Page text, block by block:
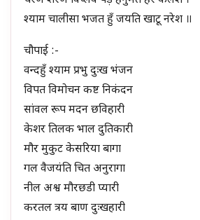
श्याम चालीसा भजत हुँ जयति खाटू नरेश ॥
चौपाई :-
वन्दहुँ श्याम प्रभु दुःख भंजन
विपत विमोचन कष्ट निकंदन
सांवल रूप मदन छविहारी
केशर तिलक भाल दुतिकारी
मौर मुकुट केसरिया बागा
गल वैजयंति चित अनुरागा
नील अश्व मौरछडी प्यारी
करतल त्रय बाण दुःखहारी